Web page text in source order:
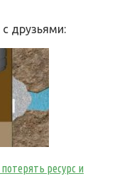
друзьями:
ресурс и